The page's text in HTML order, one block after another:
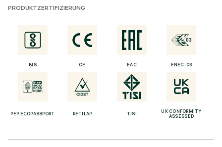
PRODUKTZERTIFIZIERUNG
BIS CE EAC ENEC-03
PEP ECOPASSPORT RETILAP TISI
UK CONFORMITY
ASSESSED